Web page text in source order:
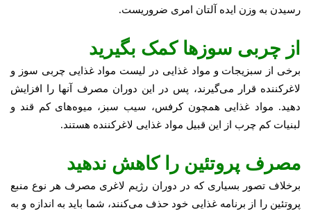
رسیدن به وزن ایده آلتان امری ضروریست.
از چربی سوزها کمک بگیرید
برخی از سبزیجات و مواد غذایی در لیست مواد غذایی چربی سوز و
لاغرکننده قرار می‌گیرند، پس در این دوران مصرف آنها را افزایش
دهید. مواد غذایی همچون کرفس، سیب سبز، میوه‌های کم قند و
لبنیات کم چرب از این قبیل مواد غذایی لاغرکننده هستند.
مصرف پروتئین را کاهش ندهید
برخلاف تصور بسیاری که در دوران رژیم لاغری مصرف هر نوع منبع
پروتئین را از برنامه غذایی خود حذف می‌کنند، شما باید به اندازه و به